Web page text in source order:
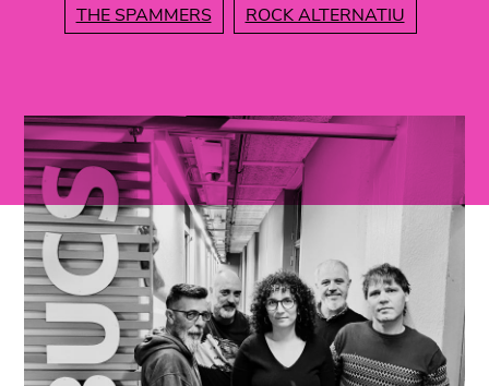
THE SPAMMERS ROCK ALTERNATIU